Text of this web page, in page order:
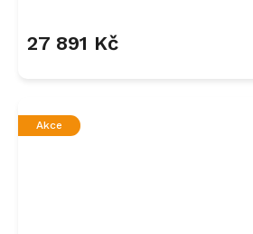
27 891 Kč
Akce